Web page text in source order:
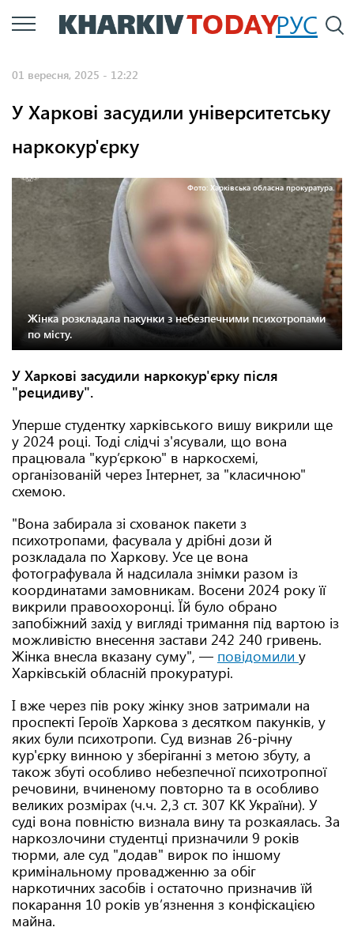
Перейти
до
РУС
01 вересня, 2025 - 12:22
У Харкові засудили університетську
наркокур'єрку
Фото: Харківська обласна прокуратура.
Жінка розкладала пакунки з небезпечними психотропами
по місту.
У Харкові засудили наркокур'єрку після
"рецидиву".
Уперше студентку харківського вишу викрили ще
у 2024 році. Тоді слідчі з'ясували, що вона
працювала "кур’єркою" в наркосхемі,
організованій через Інтернет, за "класичною"
схемою.
"Вона забирала зі схованок пакети з
психотропами, фасувала у дрібні дози й
розкладала по Харкову. Усе це вона
фотографувала й надсилала знімки разом із
координатами замовникам. Восени 2024 року її
викрили правоохоронці. Їй було обрано
запобіжний захід у вигляді тримання під вартою із
можливістю внесення застави 242 240 гривень.
Жінка внесла вказану суму", — повідомили у
Харківській обласній прокуратурі.
І вже через пів року жінку знов затримали на
проспекті Героїв Харкова з десятком пакунків, у
яких були психотропи. Суд визнав 26-річну
кур'єрку винною у зберіганні з метою збуту, а
також збуті особливо небезпечної психотропної
речовини, вчиненому повторно та в особливо
великих розмірах (ч.ч. 2,3 ст. 307 КК України). У
суді вона повністю визнала вину та розкаялась. За
наркозлочини студентці призначили 9 років
тюрми, але суд "додав" вирок по іншому
кримінальному провадженню за обіг
наркотичних засобів і остаточно призначив їй
покарання 10 років увʼязнення з конфіскацією
майна.